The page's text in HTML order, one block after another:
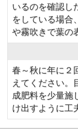
いるのを確認し
をしている場合
や霧吹きで葉の
春～秋に年に２
えてください。
成肥料を少量施
け出すように工